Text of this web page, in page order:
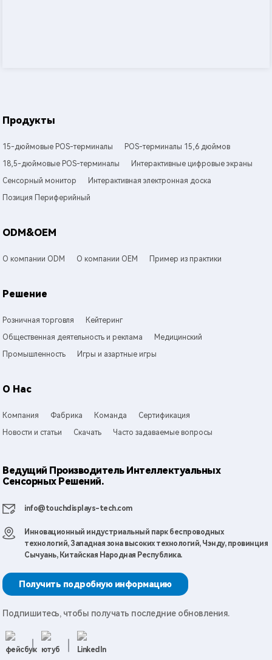
Продукты
15-дюймовые POS-терминалы
POS-терминалы 15,6 дюймов
18,5-дюймовые POS-терминалы
Интерактивные цифровые экраны
Сенсорный монитор
Интерактивная электронная доска
Позиция Периферийный
ODM&OEM
О компании ODM О компании OEM Пример из практики
Решение
Розничная торговля
Кейтеринг
Общественная деятельность и реклама
Медицинский
Промышленность
Игры и азартные игры
О Нас
Компания Фабрика Команда
Сертификация
Новости и статьи
Скачать Часто задаваемые вопросы
Ведущий Производитель Интеллектуальных
Сенсорных Решений.
info@touchdisplays-tech.com
Инновационный индустриальный парк беспроводных
технологий, Западная зона высоких технологий, Чэнду, провинция
Сычуань, Китайская Народная Республика.
Получить подробную информацию
Подпишитесь, чтобы получать последние обновления.